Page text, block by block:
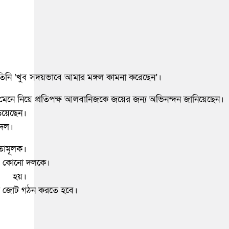
‘খুব সদয়ভাবে আমার মঙ্গল কামনা করেছেন’।
নিয়ে প্রতিপক্ষ আলবানিজকে জয়ের জন্য অভিনন্দন জানিয়েছেন।
কোনো দলকে।
হয়।
জোট গঠন করতে হবে।